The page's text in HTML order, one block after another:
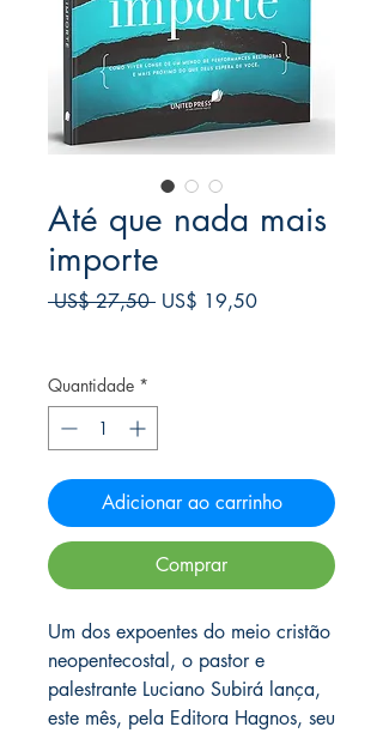
Até que nada mais
importe
US$ 27,50 Preço
US$ 19,50Preço
Quantidade *
Adicionar ao carrinho
Comprar
Um dos expoentes do meio cristão
neopentecostal, o pastor e
palestrante Luciano Subirá lança,
este mês, pela Editora Hagnos, seu